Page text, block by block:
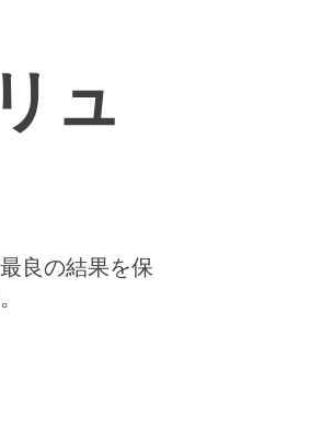
ュ
良の結果を保